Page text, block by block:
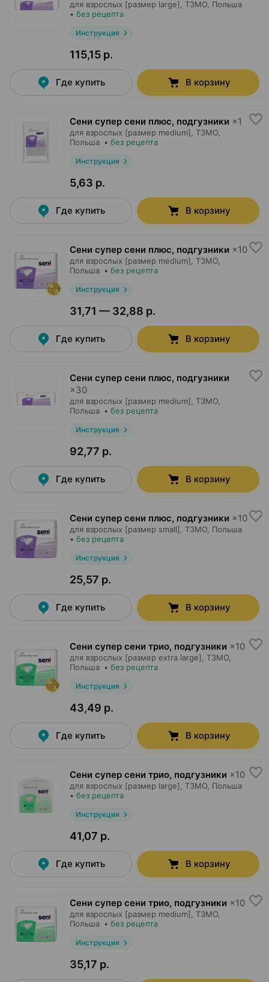
для взрослых [размер large], ТЗМО , Польша
• без рецепта
Инструкция
115,15 р.
Где купить В корзину
Сени супер сени плюс, подгузники ×1
для взрослых [размер medium], ТЗМО
Польша • без рецепта
Инструкция
5,63 р.
Где купить В корзину
Сени супер сени плюс, подгузники ×10
для взрослых [размер medium], ТЗМО
Польша • без рецепта
Инструкция
31,71 — 32,88 р.
Где купить В корзину
Сени супер сени плюс, подгузники
×30
для взрослых [размер medium], ТЗМО
Польша • без рецепта
Инструкция
92,77 р.
Где купить В корзину
Сени супер сени плюс, подгузники ×10
для взрослых [размер small], ТЗМО , Польша
• без рецепта
Инструкция
25,57 р.
Где купить В корзину
Сени супер сени трио, подгузники ×10
для взрослых [размер extra large], ТЗМО
Польша • без рецепта
Инструкция
43,49 р.
Где купить В корзину
Сени супер сени трио, подгузники ×10
для взрослых [размер large], ТЗМО , Польша
• без рецепта
Инструкция
41,07 р.
Где купить В корзину
Сени супер сени трио, подгузники ×10
для взрослых [размер medium], ТЗМО
Польша • без рецепта
Инструкция
35,17 р.